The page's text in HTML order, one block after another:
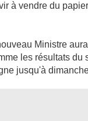
à vendre du
Ministre
les résultats du
jusqu'à